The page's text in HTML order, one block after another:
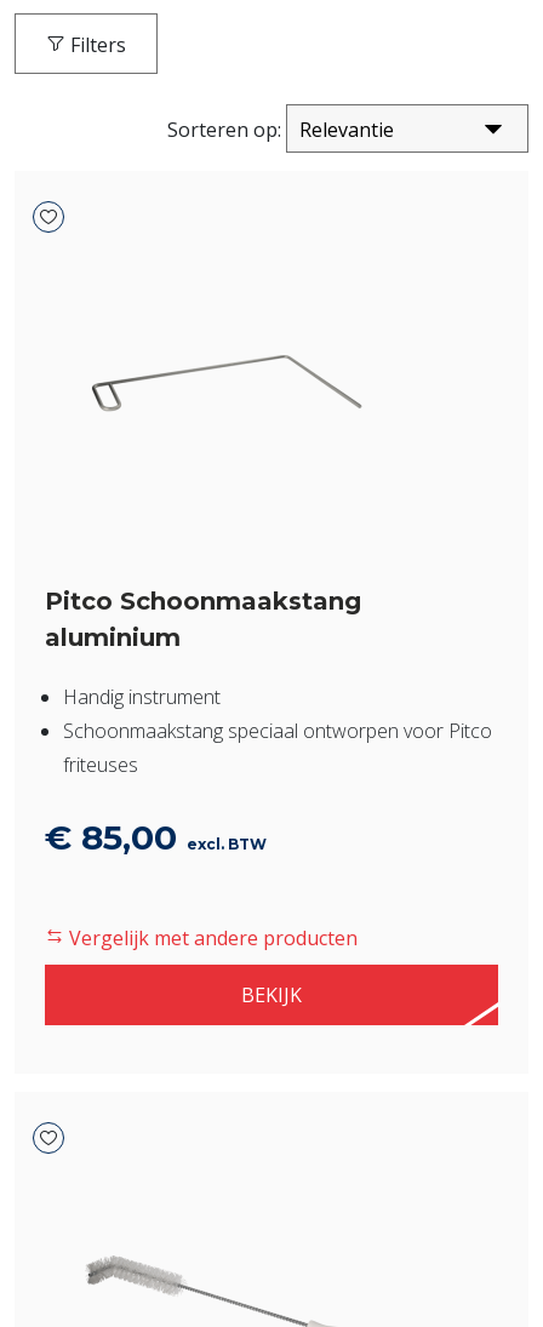
Filters
Sorteren op:
Pitco Schoonmaakstang
aluminium
Handig instrument
Schoonmaakstang speciaal ontworpen voor Pitco
friteuses
€ 85,00 excl. BTW
Vergelijk met andere producten
BEKIJK